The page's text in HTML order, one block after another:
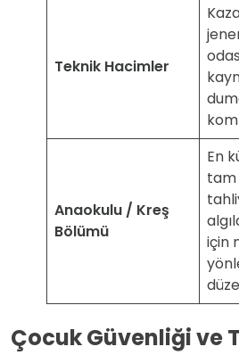
Teknik Hacimler
Anaokulu / Kreş
Bölümü
En
tam
için
Çocuk Güvenliği ve